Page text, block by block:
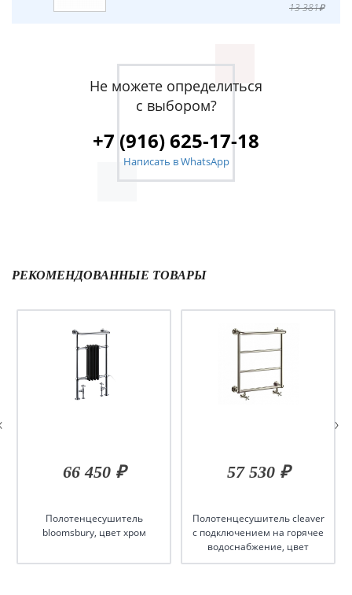
13 381₽
Не можете определиться
с выбором?
+7 (916) 625-17-18
Написать в WhatsApp
РЕКОМЕНДОВАННЫЕ ТОВАРЫ
66 450 ₽
Полотенцесушитель
bloomsbury, цвет хром
57 530 ₽
Полотенцесушитель cleaver
с подключением на горячее
водоснабжение, цвет
никель